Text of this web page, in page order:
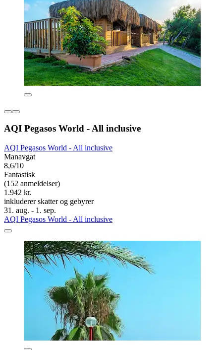
AQI Pegasos World - All inclusive
AQI Pegasos World - All inclusive
Manavgat
8,6/10
Fantastisk
(152 anmeldelser)
1.942 kr.
inkluderer skatter og gebyrer
31. aug. - 1. sep.
AQI Pegasos World - All inclusive